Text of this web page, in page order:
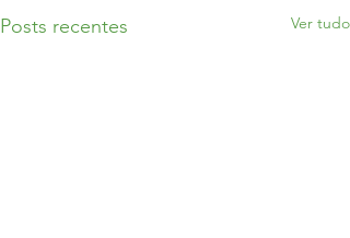
Posts recentes Ver tudo